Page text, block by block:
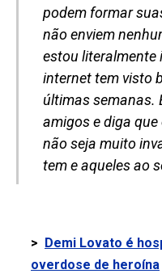
podem formar
não enviem
estou literalmente
internet tem visto
últimas semanas.
amigos e diga
não seja muito
tem e aqueles ao
> Demi Lovato é
overdose de heroína